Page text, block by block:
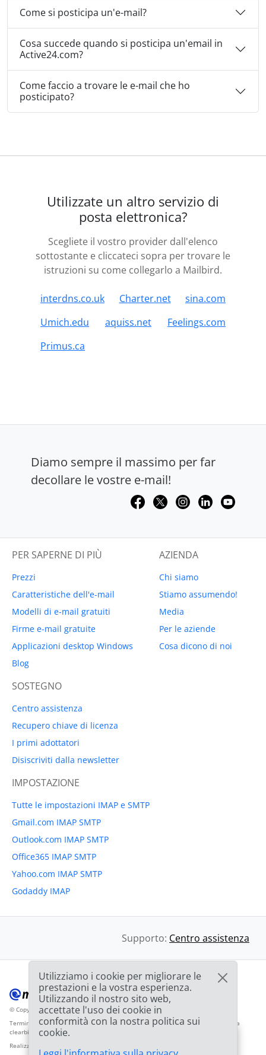
Come si posticipa un'e-mail?
Cosa succede quando si posticipa un'email in
Active24.com?
Come faccio a trovare le e-mail che ho
posticipato?
Utilizzate un altro servizio di
posta elettronica?
Scegliete il vostro provider dall'elenco
sottostante e cliccateci sopra per trovare le
istruzioni su come collegarlo a Mailbird.
interdns.co.uk Charter.net
sina.com
Umich.edu
aquiss.net
Feelings.com
Primus.ca
Diamo sempre il massimo per far
decollare le vostre e-mail!
PER SAPERNE DI PIÙ
Prezzi
Caratteristiche dell'e-mail
Modelli di e-mail gratuiti
Firme e-mail gratuite
Applicazioni desktop Windows
Blog
AZIENDA
Chi siamo
Stiamo assumendo!
Media
Per le aziende
Cosa dicono di noi
SOSTEGNO
Centro assistenza
Recupero chiave di licenza
I primi adottatori
Disiscriviti dalla newsletter
IMPOSTAZIONE
Tutte le impostazioni IMAP e SMTP
Gmail.com IMAP SMTP
Outlook.com IMAP SMTP
Office365 IMAP SMTP
Yahoo.com IMAP SMTP
Godaddy IMAP
Supporto: Centro assistenza
© Copyright 2012-2026 Mailbird™Tutti i diritti riservati.
Termini di servizio Informativa sulla privacy Mappa del sito Logo del fornitore da
clearbit.com
Realizzato con
Utilizziamo i cookie per migliorare le
prestazioni e la vostra esperienza.
Utilizzando il nostro sito web,
accettate l'uso dei cookie in
conformità con la nostra politica sui
cookie.
🎉OFFERTA: Sconto del